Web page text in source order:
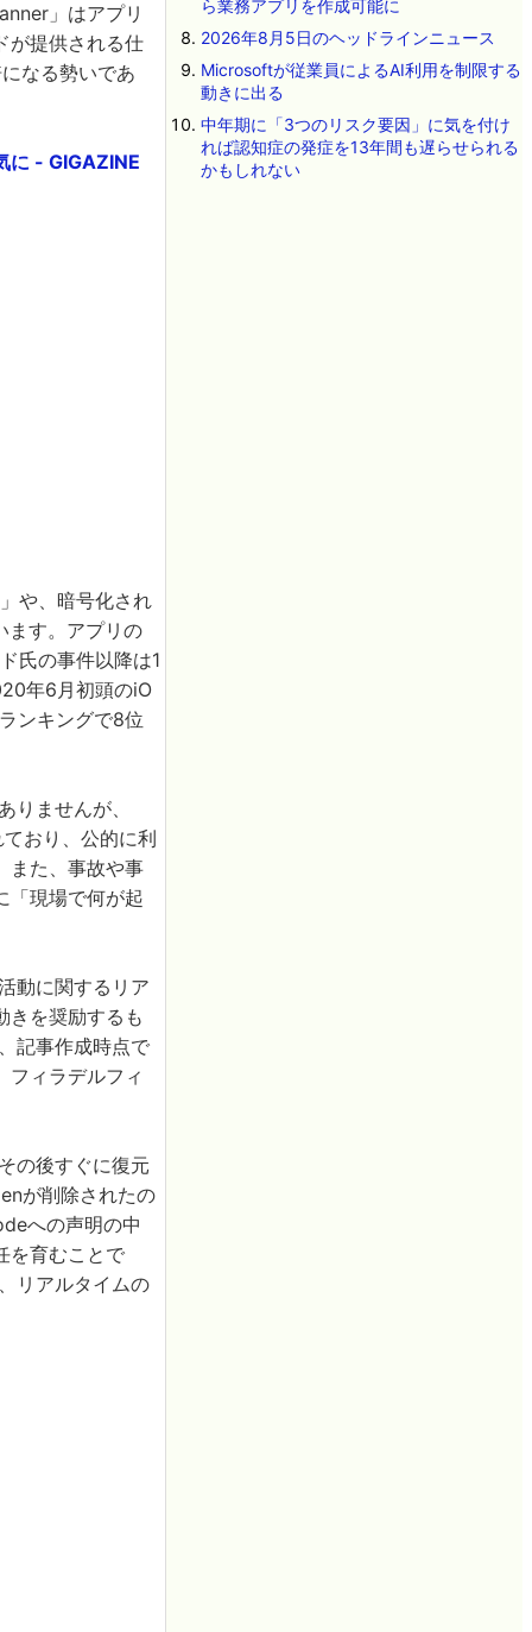
」はアプリ
が提供される仕
なる勢いであ
に - GIGAZINE
」や、暗号化され
ます。アプリの
氏の事件以降は1
年6月初頭のiO
ンキングで8位
ませんが、
おり、公的に利
また、事故や事
「現場で何が起
動に関するリア
きを奨励するも
記事作成時点で
フィラデルフィ
の後すぐに復元
が削除されたの
への声明の中
を育むことで
リアルタイムの
ら業務アプリを作成可能に
2026年8月5日のヘッドラインニュース
Microsoftが従業員によるAI利用を制限する
動きに出る
中年期に「3つのリスク要因」に気を付け
れば認知症の発症を13年間も遅らせられる
かもしれない